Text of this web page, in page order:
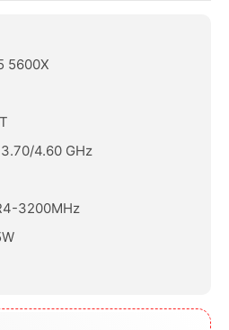
5600X
4.60 GHz
3200MHz